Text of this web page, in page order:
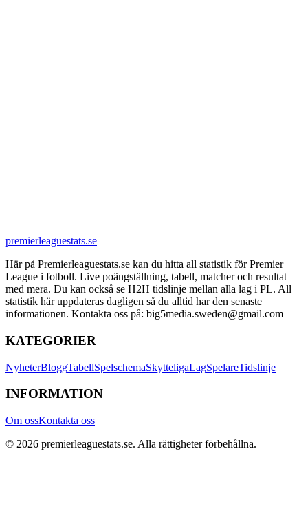
premierleaguestats.se
Här på Premierleaguestats.se kan du hitta all statistik för Premier
League i fotboll. Live poängställning, tabell, matcher och resultat
med mera. Du kan också se H2H tidslinje mellan alla lag i PL. All
statistik här uppdateras dagligen så du alltid har den senaste
informationen. Kontakta oss på: big5media.sweden@gmail.com
KATEGORIER
NyheterBloggTabellSpelschemaSkytteligaLagSpelareTidslinje
INFORMATION
Om ossKontakta oss
© 2026 premierleaguestats.se. Alla rättigheter förbehållna.